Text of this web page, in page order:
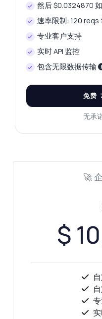
然后 $0.0324870
速率限制: 120 reqs
专业客户支持
实时 API 监控
包含无限数据传输
免费
无承
🚀
$
随便问
关于 欧洲的电价 API 的解答
您好！关于 欧洲的
问我 — 端点、价格
由 Zyla AI 回